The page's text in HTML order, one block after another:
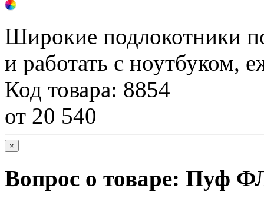
Широкие подлокотники
и работать с ноутбуком,
Код товара: 8854
от 20 540
×
Вопрос о товаре: Пуф